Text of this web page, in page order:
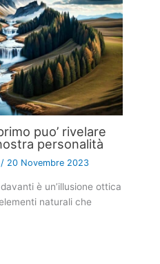
puo’ rivelare
personalità
/ 20 Novembre 2023
è un’illusione ottica
naturali che